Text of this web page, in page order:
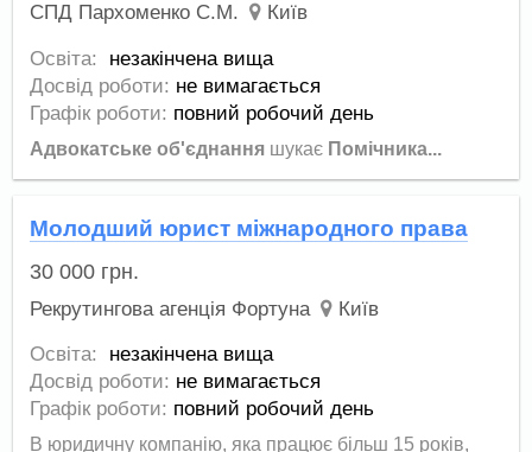
СПД Пархоменко С.М. Київ
Освіта:
незакінчена вища
Досвід роботи: не вимагається
Графік роботи: повний робочий день
Адвокатське об'єднання шукає Помічника...
Молодший юрист міжнародного права
30 000 грн.
Рекрутингова агенція Фортуна Київ
Освіта:
незакінчена вища
Досвід роботи: не вимагається
Графік роботи: повний робочий день
В юридичну компанію, яка працює більш 15 років,